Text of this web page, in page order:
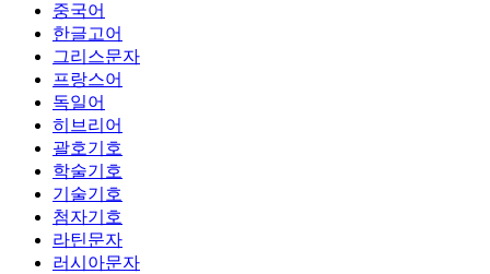
중국어
한글고어
그리스문자
프랑스어
독일어
히브리어
괄호기호
학술기호
기술기호
첨자기호
라틴문자
러시아문자